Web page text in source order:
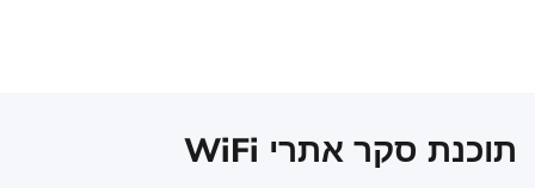
תוכנת סקר אתרי WiFi